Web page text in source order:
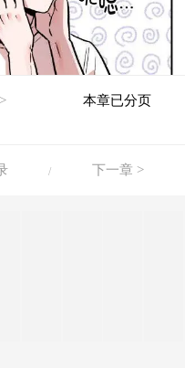
本章已分页
/ 下一章 >